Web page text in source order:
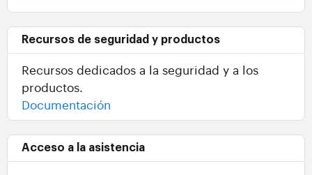
Recursos de seguridad y productos
Recursos dedicados a la seguridad y a los
productos.
Documentación
Acceso a la asistencia